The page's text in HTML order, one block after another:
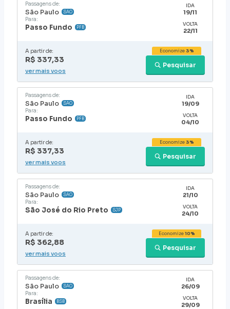
Passagens de:
São Paulo SAO
Para:
Passo Fundo PFB
IDA
19/11
VOLTA
22/11
A partir de:
R$ 337,33
Pesquisar
Economize3%
ver mais voos
Passagens de:
São Paulo SAO
Para:
Passo Fundo PFB
IDA
19/09
VOLTA
04/10
A partir de:
R$ 337,33
Pesquisar
Economize3%
ver mais voos
Passagens de:
São Paulo SAO
Para:
São José do Rio Preto SJP
IDA
21/10
VOLTA
24/10
A partir de:
R$ 362,88
Pesquisar
Economize10%
ver mais voos
Passagens de:
São Paulo SAO
Para:
Brasília BSB
IDA
26/09
VOLTA
29/09